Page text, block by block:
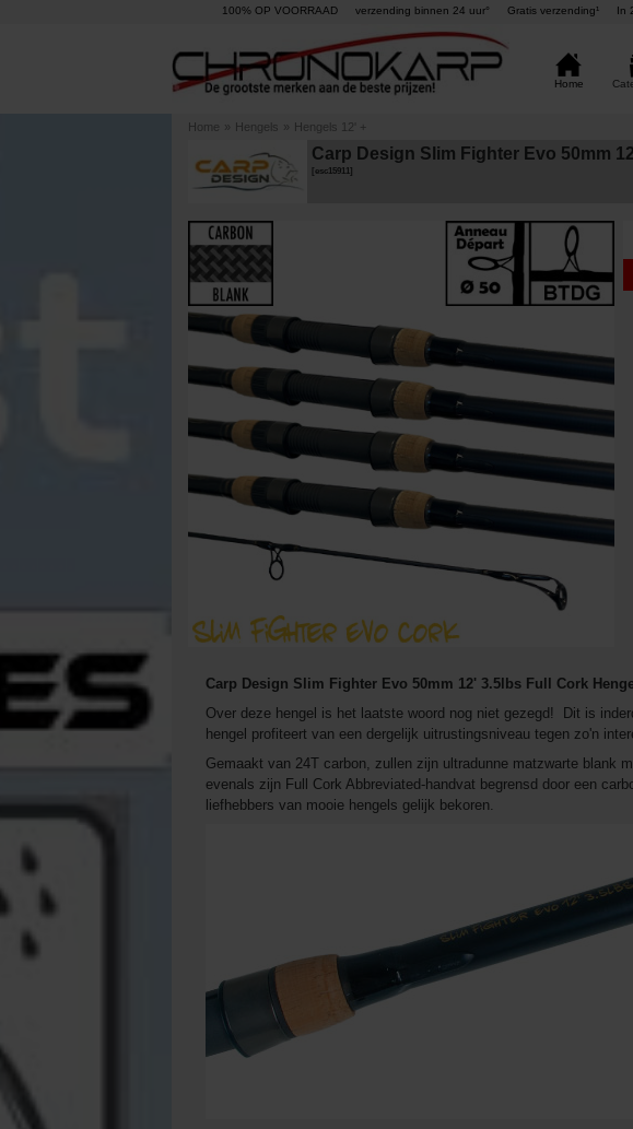
100% OP VOORRAAD verzending binnen 24 uur° Gratis verzending¹ In
Home
Home » Hengels » Hengels 12' +
Carp Design Slim Fighter Evo 50mm
esc15911]
Carp Design Slim Fighter Evo 50mm 12' 3.5lbs Full Cork
Over deze hengel is het laatste woord nog niet gezegd! Dit is
hengel profiteert van een dergelijk uitrustingsniveau tegen zo'n
Gemaakt van 24T carbon, zullen zijn ultradunne matzwarte blank
evenals zijn Full Cork Abbreviated-handvat begrensd door een
liefhebbers van mooie hengels gelijk bekoren.